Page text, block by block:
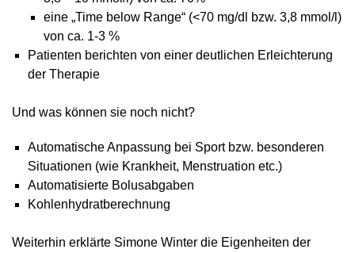
eine „Time below Range“ (<70 mg/dl bzw. 3,8 mmol/l)
von ca. 1-3 %
Patienten berichten von einer deutlichen Erleichterung
der Therapie
Und was können sie noch nicht?
Automatische Anpassung bei Sport bzw. besonderen
Situationen (wie Krankheit, Menstruation etc.)
Automatisierte Bolusabgaben
Kohlenhydratberechnung
Weiterhin erklärte Simone Winter die Eigenheiten der